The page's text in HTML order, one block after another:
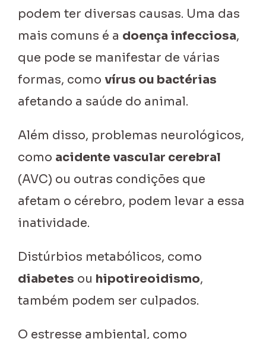
podem ter diversas causas. Uma das
mais comuns é a doença infecciosa,
que pode se manifestar de várias
formas, como vírus ou bactérias
afetando a saúde do animal.
Além disso, problemas neurológicos,
como acidente vascular cerebral
(AVC) ou outras condições que
afetam o cérebro, podem levar a essa
inatividade.
Distúrbios metabólicos, como
diabetes ou hipotireoidismo,
também podem ser culpados.
O estresse ambiental, como